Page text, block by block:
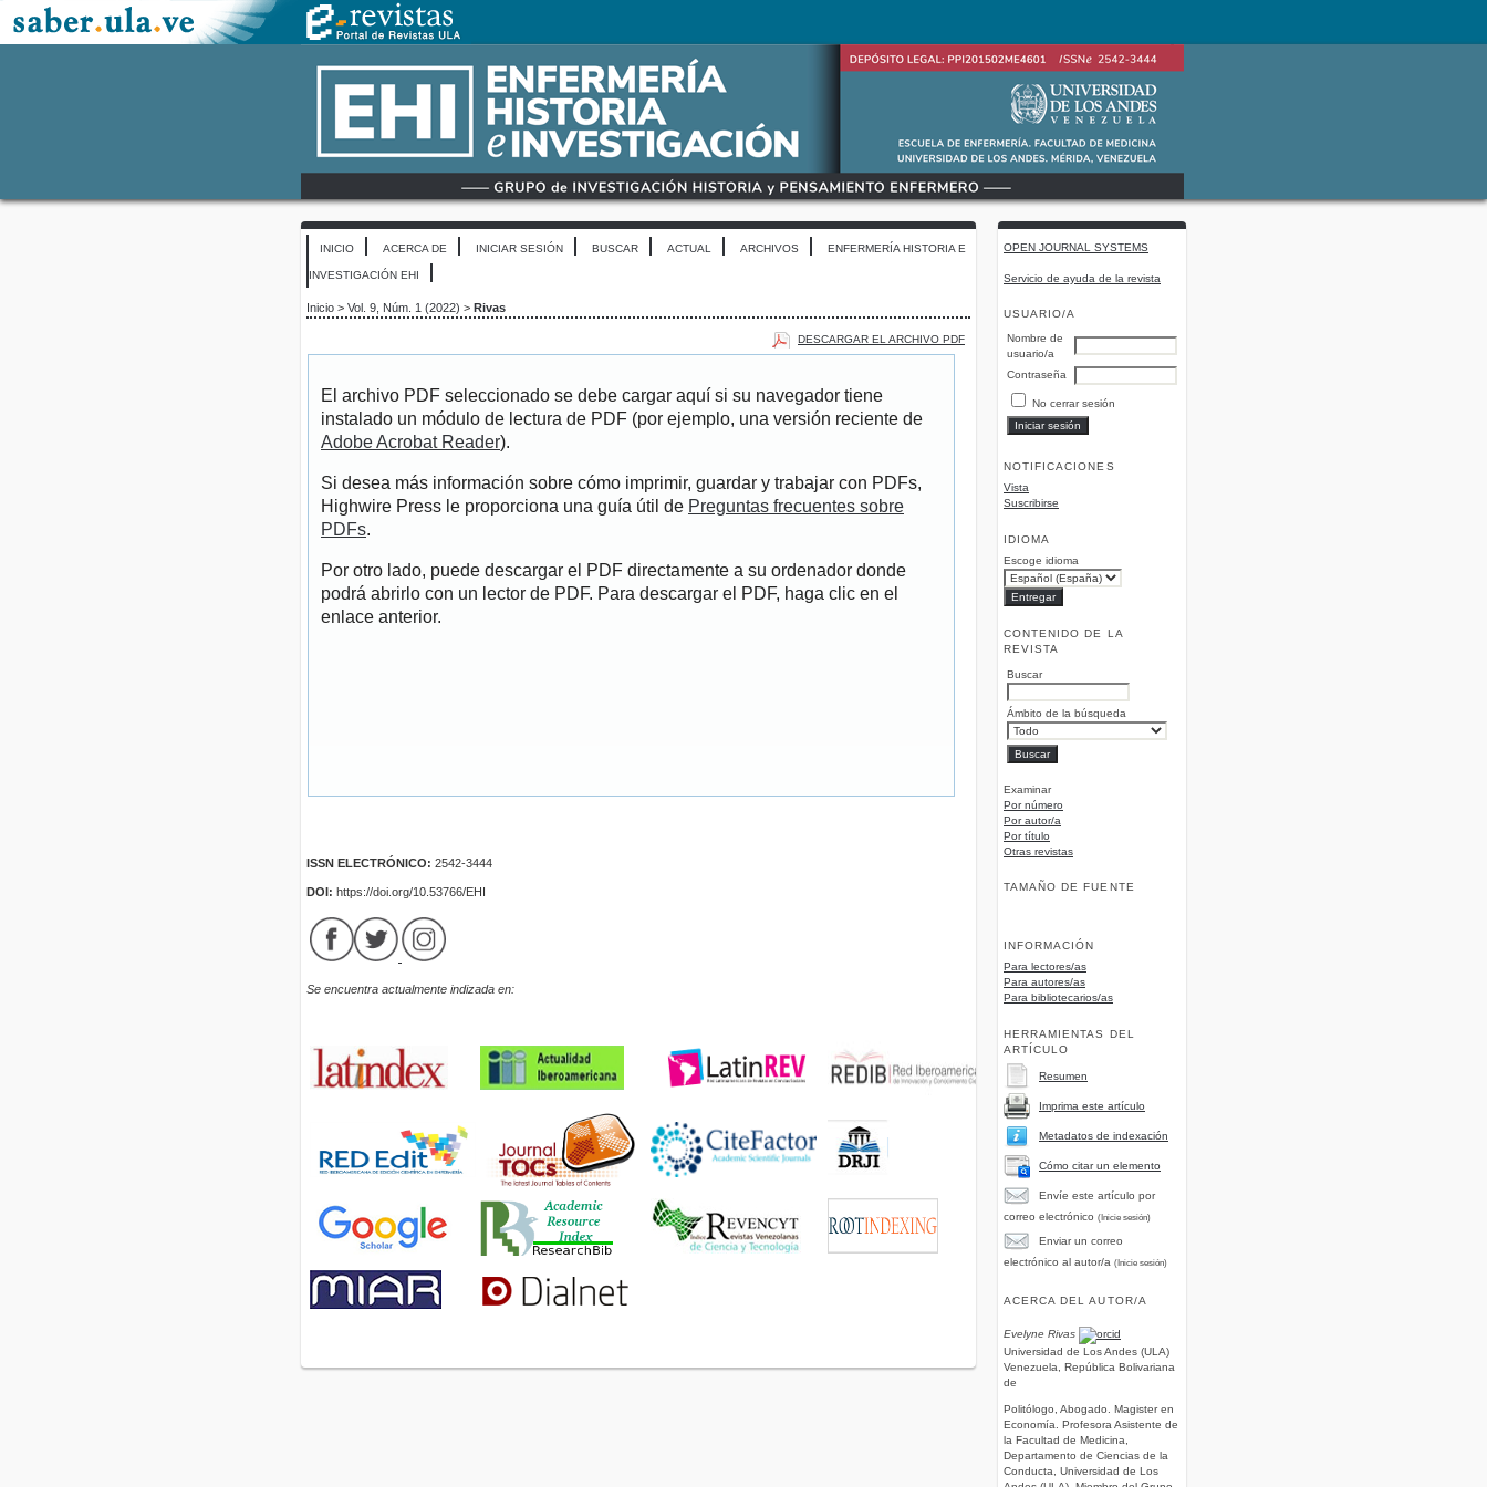
OPEN JOURNAL SYSTEMS
Servicio de ayuda de la revista
USUARIO/A
Nombre de
usuario/a
Contraseña
No cerrar sesión
NOTIFICACIONES
Vista
Suscribirse
IDIOMA
Escoge idioma
CONTENIDO DE LA
REVISTA
Buscar
Ámbito de la búsqueda
Examinar
Por número
Por autor/a
Por título
Otras revistas
TAMAÑO DE FUENTE
INFORMACIÓN
Para lectores/as
Para autores/as
Para bibliotecarios/as
HERRAMIENTAS DEL
ARTÍCULO
Resumen
Imprima este artículo
Metadatos de indexación
Cómo citar un elemento
Envíe este artículo por
correo electrónico (Inicie sesión)
Enviar un correo
electrónico al autor/a (Inicie sesión)
ACERCA DEL AUTOR/A
Evelyne Rivas
Universidad de Los Andes (ULA)
Venezuela, República Bolivariana
de
Politólogo, Abogado. Magister en
Economía. Profesora Asistente de
la Facultad de Medicina,
Departamento de Ciencias de la
Conducta, Universidad de Los
INICIO ACERCA DE INICIAR SESIÓN BUSCAR ACTUAL ARCHIVOS ENFERMERÍA HISTORIA E
INVESTIGACIÓN EHI
Inicio > Vol. 9, Núm. 1 (2022) > Rivas
DESCARGAR EL ARCHIVO PDF
El archivo PDF seleccionado se debe cargar aquí si su navegador tiene
instalado un módulo de lectura de PDF (por ejemplo, una versión reciente de
Adobe Acrobat Reader).
Si desea más información sobre cómo imprimir, guardar y trabajar con PDFs,
Highwire Press le proporciona una guía útil de Preguntas frecuentes sobre
PDFs.
Por otro lado, puede descargar el PDF directamente a su ordenador donde
podrá abrirlo con un lector de PDF. Para descargar el PDF, haga clic en el
enlace anterior.
ISSN ELECTRÓNICO: 2542-3444
DOI: https://doi.org/10.53766/EHI
Se encuentra actualmente indizada en: